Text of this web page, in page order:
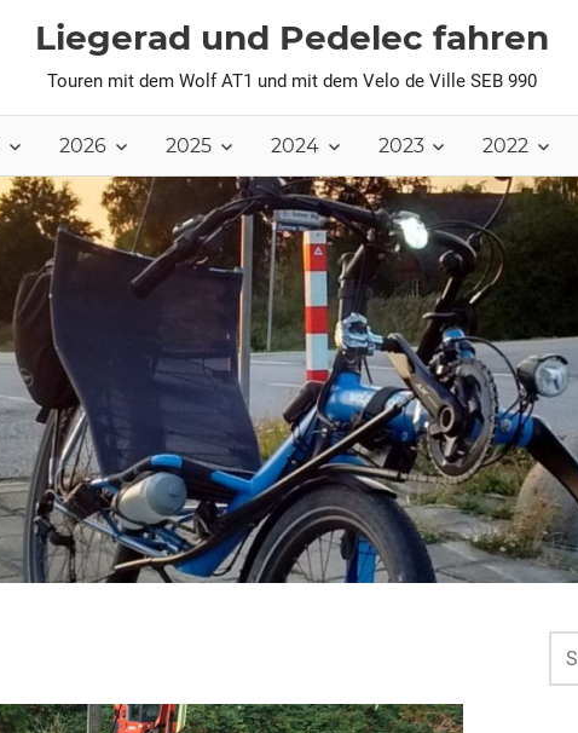
Liegerad und Pedelec fahren
Touren mit dem Wolf AT1 und mit dem Velo de Ville SEB 990
2026 2025 2024 2023 2022